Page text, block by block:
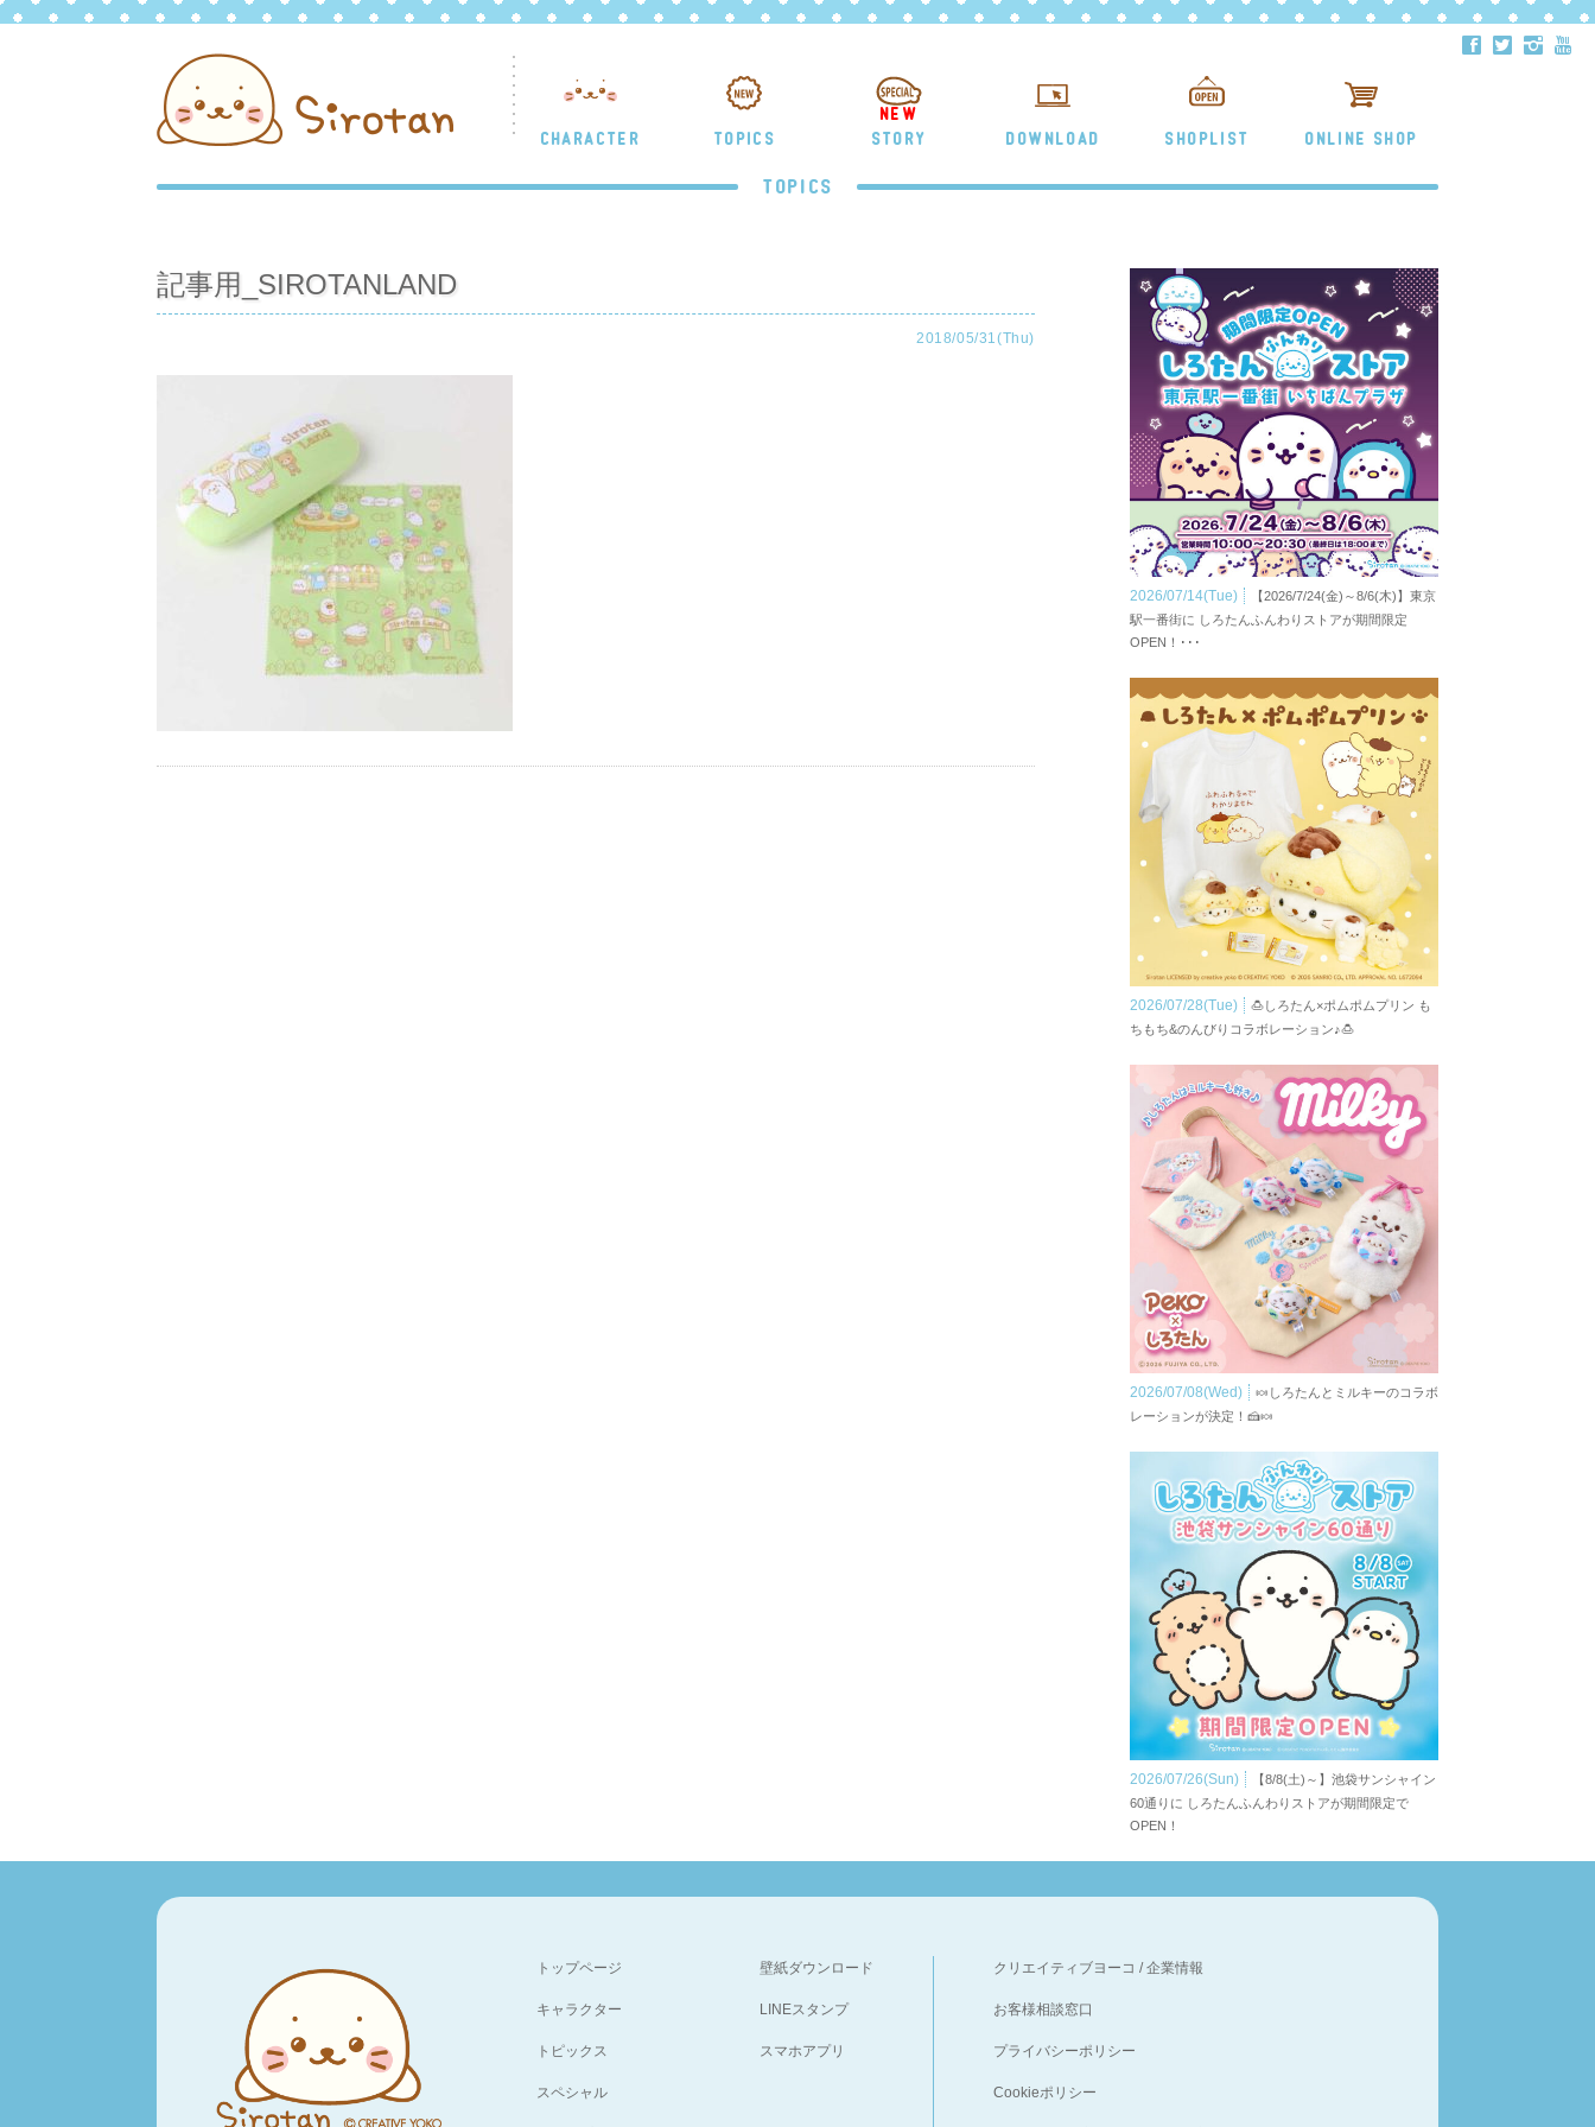
CHARACTER TOPICS
NEW
STORY
DOWNLOAD SHOPLIST ONLINE SHOP
ä å ë ð
TOPICS
記事用_SIROTANLAND
2018/05/31(Thu)
2026/07/14(Tue)
【2026/7/24(金)～8/6(木)】東京
駅一番街に しろたんふんわりストアが期間限定
OPEN！･･･
2026/07/28(Tue)
🍮しろたん×ポムポムプリン も
ちもち&のんびりコラボレーション♪🍮
2026/07/08(Wed)
🍬しろたんとミルキーのコラボ
レーションが決定！🍰🍬
2026/07/26(Sun)
【8/8(土)～】池袋サンシャイン
60通りに しろたんふんわりストアが期間限定で
OPEN！
トップページ
キャラクター
トピックス
スペシャル
壁紙ダウンロード
LINEスタンプ
スマホアプリ
クリエイティブヨーコ /企業情報
お客様相談窓口
プライバシーポリシー
Cookieポリシー